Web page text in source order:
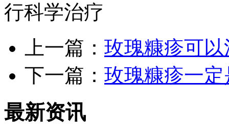
行科学治疗
上一篇： 玫瑰糠疹可
下一篇： 玫瑰糠疹一
最新资讯